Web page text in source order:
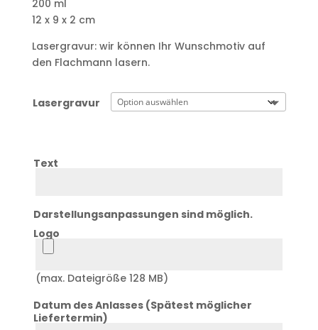
200 ml
12 x 9 x 2 cm
Lasergravur: wir können Ihr Wunschmotiv auf
den Flachmann lasern.
Lasergravur
Text
Darstellungsanpassungen sind möglich.
Logo
Logo
(max. Dateigröße 128 MB)
Datum des Anlasses (Spätest möglicher
Liefertermin)